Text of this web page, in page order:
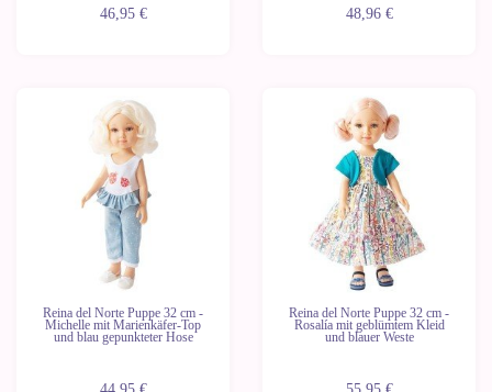
46,95 € 48,96 €
Reina del Norte Puppe 32 cm -
Michelle mit Marienkäfer-Top
und blau gepunkteter Hose
Reina del Norte Puppe 32 cm -
Rosalía mit geblümtem Kleid
und blauer Weste